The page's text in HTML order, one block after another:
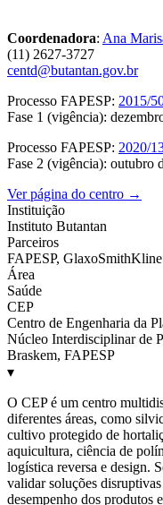
Coordenadora: Ana
(11) 2627-3727
centd@butantan.gov.br
Processo FAPESP: 2015/
Fase 1 (vigência):
Processo FAPESP: 2020/
Fase 2 (vigência): outubro
Ver página do centro →
Instituição
Instituto Butantan
Parceiros
FAPESP,
Área
Saúde
CEP
Centro de Engenharia da
Núcleo Interdisciplinar de
Braskem, FAPESP
▾
O CEP é um centro
diferentes áreas, como
cultivo protegido de
aquicultura, ciência de
logística reversa e design.
validar soluções
desempenho dos produtos